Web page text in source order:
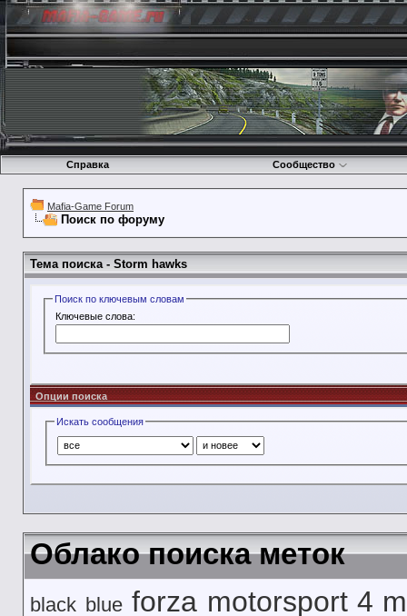
Справка Сообщество
Mafia-Game Forum
Поиск по форуму
Тема поиска - Storm hawks
Поиск по ключевым словам
Ключевые слова:
Опции поиска
Искать сообщения
Облако поиска меток
black blue forza motorsport 4